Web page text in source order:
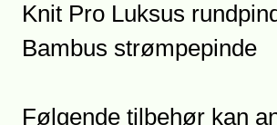
Knit Pro Luksus
Bambus strømpepinde
Følgende tilbehør kan